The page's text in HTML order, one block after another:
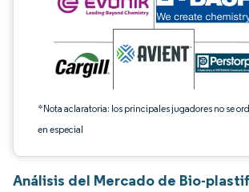
*Nota aclaratoria: los principales jugadores no se
en especial
Análisis del Mercado de Bio-